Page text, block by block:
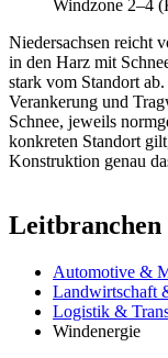
Windzone 2–4
Niedersachsen reicht
in den Harz mit
stark vom Standort
Verankerung und
Schnee, jeweils
konkreten Standort
Konstruktion genau
Leitbranchen
Automotive &
Landwirtschaft
Logistik &
Windenergie